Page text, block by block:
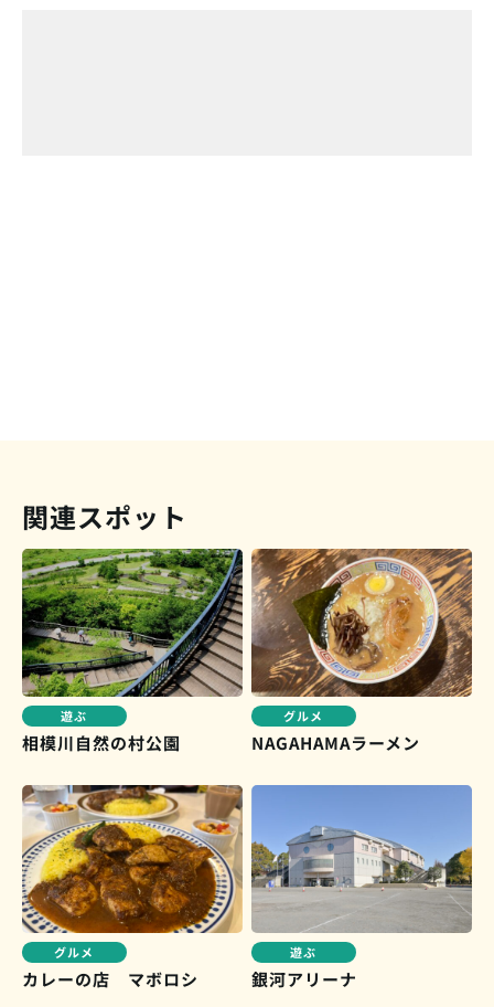
関連スポット
遊ぶ
相模川自然の村公園
グルメ
NAGAHAMAラーメン
グルメ
カレーの店 マボロシ
遊ぶ
銀河アリーナ